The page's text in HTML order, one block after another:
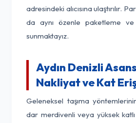
adresindeki alıcısına ulaştırılır.
da aynı özenle paketleme
sunmaktayız.
Aydın Denizli
Nakliyat ve Kat
Geleneksel taşıma
dar merdivenli veya yüksek